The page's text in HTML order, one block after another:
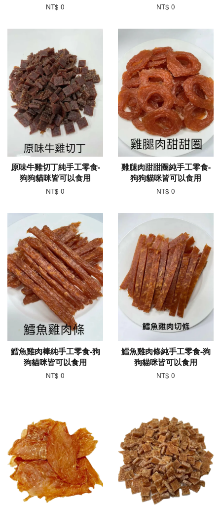
NT$ 0 NT$ 0
原味牛雞切丁純手工零食-
狗狗貓咪皆可以食用
NT$ 0
雞腿肉甜甜圈純手工零食-
狗狗貓咪皆可以食用
NT$ 0
鱈魚雞肉棒純手工零食-狗
狗貓咪皆可以食用
NT$ 0
鱈魚雞肉條純手工零食-狗
狗貓咪皆可以食用
NT$ 0